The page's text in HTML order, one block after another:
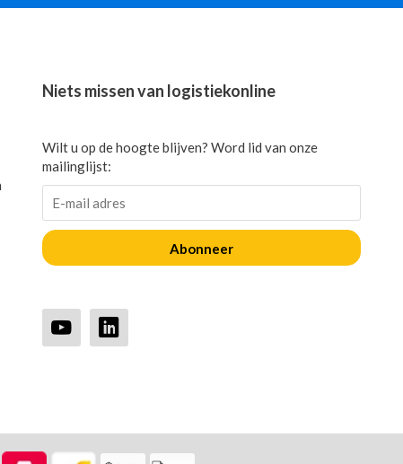
Niets missen van logistiekonline
Wilt u op de hoogte blijven? Word lid van onze
mailinglijst:
Abonneer